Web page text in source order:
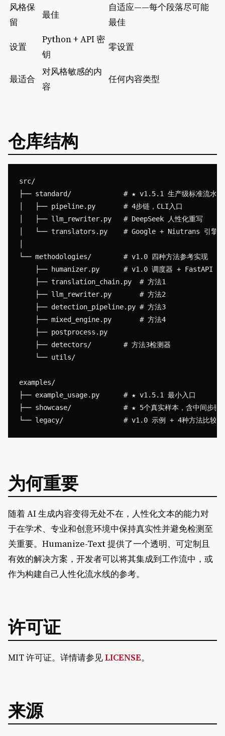
风格保
留
最佳
自适应——每个段落尽可能
最佳
设置
Python + API 密
钥
零设置
最适合
对风格敏感的内
容
任何内容类型
仓库结构
src/
├── standard/             # ★ v1.5.1 生产级标准流水线
│   ├── pipeline.py       # 4步链，CLI入口
│   ├── llm_rewriter.py   # DeepSeek 人性化重写
│   └── translators.py    # Google + Niutrans 引擎
└── methodologies/        # v1.0 四种方法参考实现
├── humanizer.py      # v1.0 调度器 + FastAPI 应
    ├── translation_chain.py  # 方法1
    ├── llm_rewriter.py       # 方法2
    ├── detection_pipeline.py # 方法3
    ├── mixed_engine.py       # 方法4
    ├── postprocess.py
    ├── detectors/        # 方法3检测器
    └── utils/
examples/
├── example_usage.py      # ★ v1.5.1 最小入口
├── showcase/             # ★ 5个真实样本，含中间步骤
为何重要
随着 AI 生成内容变得无处不在，人性化文本的能力对
于在学术、专业和创意环境中保持真实性并避免检测至
关重要。Humanize-Text 提供了一个透明、可定制且
有效的解决方案，开发者可以将其集成到工作流中，或
作为构建自己人性化流水线的参考。
许可证
MIT 许可证。详情请参见LICENSE。
来源